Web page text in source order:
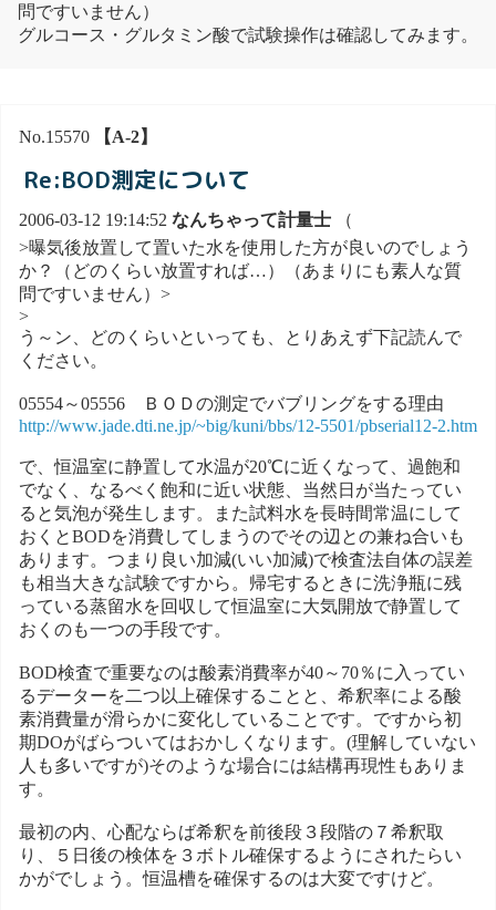
問ですいません）
グルコース・グルタミン酸で試験操作は確認してみます。
No.15570 【A-2】
Re:BOD測定について
2006-03-12 19:14:52 なんちゃって計量士 （
>曝気後放置して置いた水を使用した方が良いのでしょう
か？（どのくらい放置すれば…）（あまりにも素人な質
問ですいません）>
>
う～ン、どのくらいといっても、とりあえず下記読んで
ください。
05554～05556 ＢＯＤの測定でバブリングをする理由
http://www.jade.dti.ne.jp/~big/kuni/bbs/12-5501/pbserial12-2.htm
で、恒温室に静置して水温が20℃に近くなって、過飽和
でなく、なるべく飽和に近い状態、当然日が当たってい
ると気泡が発生します。また試料水を長時間常温にして
おくとBODを消費してしまうのでその辺との兼ね合いも
あります。つまり良い加減(いい加減)で検査法自体の誤差
も相当大きな試験ですから。帰宅するときに洗浄瓶に残
っている蒸留水を回収して恒温室に大気開放で静置して
おくのも一つの手段です。
BOD検査で重要なのは酸素消費率が40～70％に入ってい
るデーターを二つ以上確保することと、希釈率による酸
素消費量が滑らかに変化していることです。ですから初
期DOがばらついてはおかしくなります。(理解していない
人も多いですが)そのような場合には結構再現性もありま
す。
最初の内、心配ならば希釈を前後段３段階の７希釈取
り、５日後の検体を３ボトル確保するようにされたらい
かがでしょう。恒温槽を確保するのは大変ですけど。